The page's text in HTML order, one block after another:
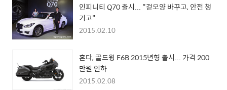
인피니티 Q70 출시... "겉모양 바꾸고, 안전 챙
기고"
2015.02.10
혼다, 골드윙 F6B 2015년형 출시... 가격 200
만원 인하
2015.02.08